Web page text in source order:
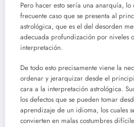
Pero hacer esto sería una anarquía,
frecuente caso que se presenta al
astrológica, que es el del desorden
adecuada profundización por niveles
interpretación.
De todo esto precisamente viene la
ordenar y jerarquizar desde el
cara a la interpretación astrológica.
los defectos que se pueden tomar
aprendizaje de un idioma, los cuales
convierten en malas costumbres